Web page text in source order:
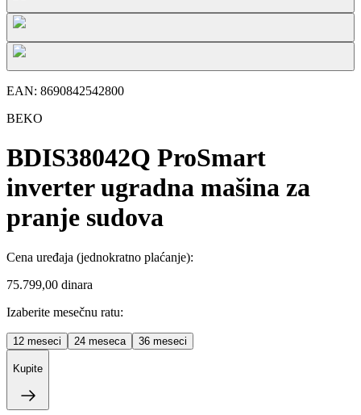
EAN: 8690842542800
BEKO
BDIS38042Q ProSmart
inverter ugradna mašina za
pranje sudova
Cena uređaja (jednokratno plaćanje):
75.799,00 dinara
Izaberite mesečnu ratu:
12 meseci 24 meseca 36 meseci
Kupite